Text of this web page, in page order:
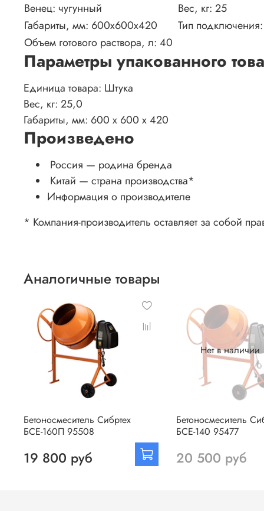
Венец: чугунный
Вес, кг: 25
Габариты, мм: 600х600х420 Тип подключения:
Объем готового раствора, л: 40
Параметры упакованного
Единица товара: Штука
Вес, кг: 25,0
Габариты, мм: 600 x 600 x 420
Произведено
Россия — родина бренда
Китай — страна производства*
Информация о производителе
* Компания-производитель оставляет за собой
Аналогичные товары
Бетоносмеситель Сибртех
БСЕ-160П 95508
19 800 руб
Нет в наличии
Бетоносмеситель
БСЕ-140 95477
20 500 руб